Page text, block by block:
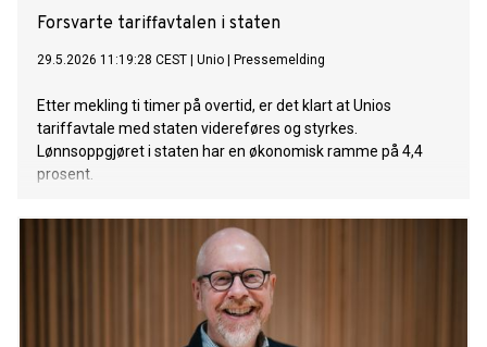
Forsvarte tariffavtalen i staten
29.5.2026 11:19:28 CEST Unio Pressemelding
Etter mekling ti timer på overtid, er det klart at Unios
tariffavtale med staten videreføres og styrkes.
Lønnsoppgjøret i staten har en økonomisk ramme på 4,4
prosent.